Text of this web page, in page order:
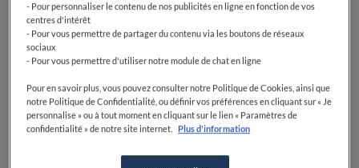
- Pour personnaliser le contenu de nos publicités en ligne en fonction de vos
centres d'intérêt
- Pour vous permettre de partager du contenu via les boutons de réseaux
sociaux
- Pour vous permettre d'utiliser notre module de chat en ligne
Pour en savoir plus, vous pouvez consulter notre Politique de Cookies, ainsi que
notre Politique de Confidentialité, ou définir vos préférences en cliquant sur « Je
personnalise » ou à tout moment en cliquant sur le lien « Paramètres de
confidentialité » de notre site internet.
Plus d'information